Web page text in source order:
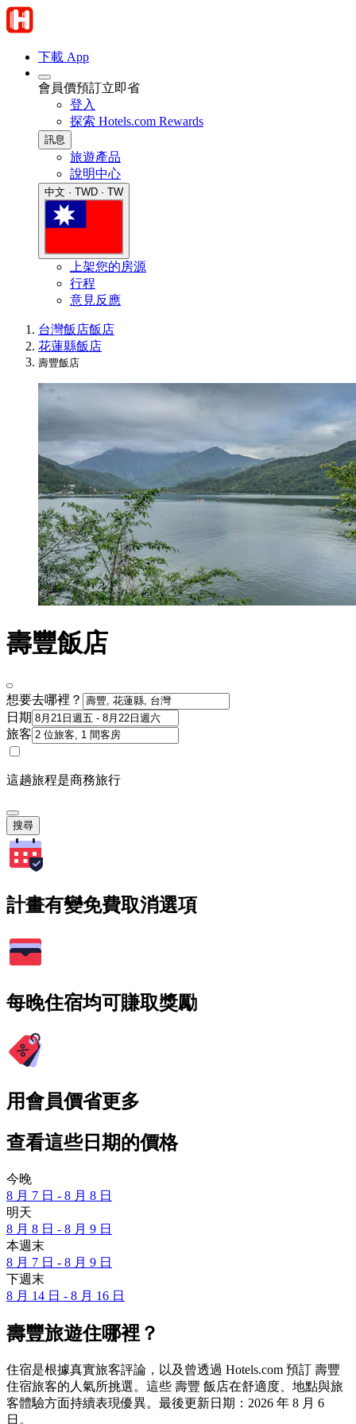
下載 App
會員價預訂立即省
登入
探索 Hotels.com Rewards
訊息
旅遊產品
說明中心
中文 · TWD · TW
上架您的房源
行程
意見反應
台灣飯店飯店
花蓮縣飯店
壽豐飯店
壽豐飯店
想要去哪裡？
日期
旅客
這趟旅程是商務旅行
搜尋
計畫有變免費取消選項
每晚住宿均可賺取獎勵
用會員價省更多
查看這些日期的價格
今晚
8 月 7 日 - 8 月 8 日
明天
8 月 8 日 - 8 月 9 日
本週末
8 月 7 日 - 8 月 9 日
下週末
8 月 14 日 - 8 月 16 日
壽豐旅遊住哪裡？
住宿是根據真實旅客評論，以及曾透過 Hotels.com 預訂 壽豐
住宿旅客的人氣所挑選。這些 壽豐 飯店在舒適度、地點與旅
客體驗方面持續表現優異。最後更新日期： 2026 年 8 月 6
日 。